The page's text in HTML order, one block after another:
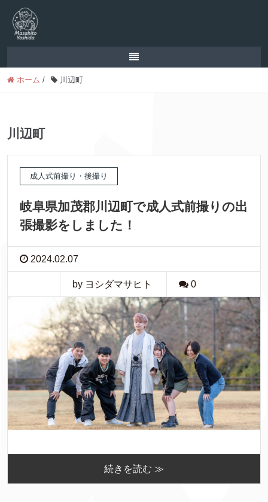
ホーム / 川辺町
川辺町
成人式前撮り・後撮り
岐阜県加茂郡川辺町で成人式前撮りの出
張撮影をしました！
2024.02.07
by ヨシダマサヒト 0
続きを読む ≫